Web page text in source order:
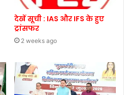
देखें सूची : IAS और IFS के हुए
ट्रांसफर
2 weeks ago